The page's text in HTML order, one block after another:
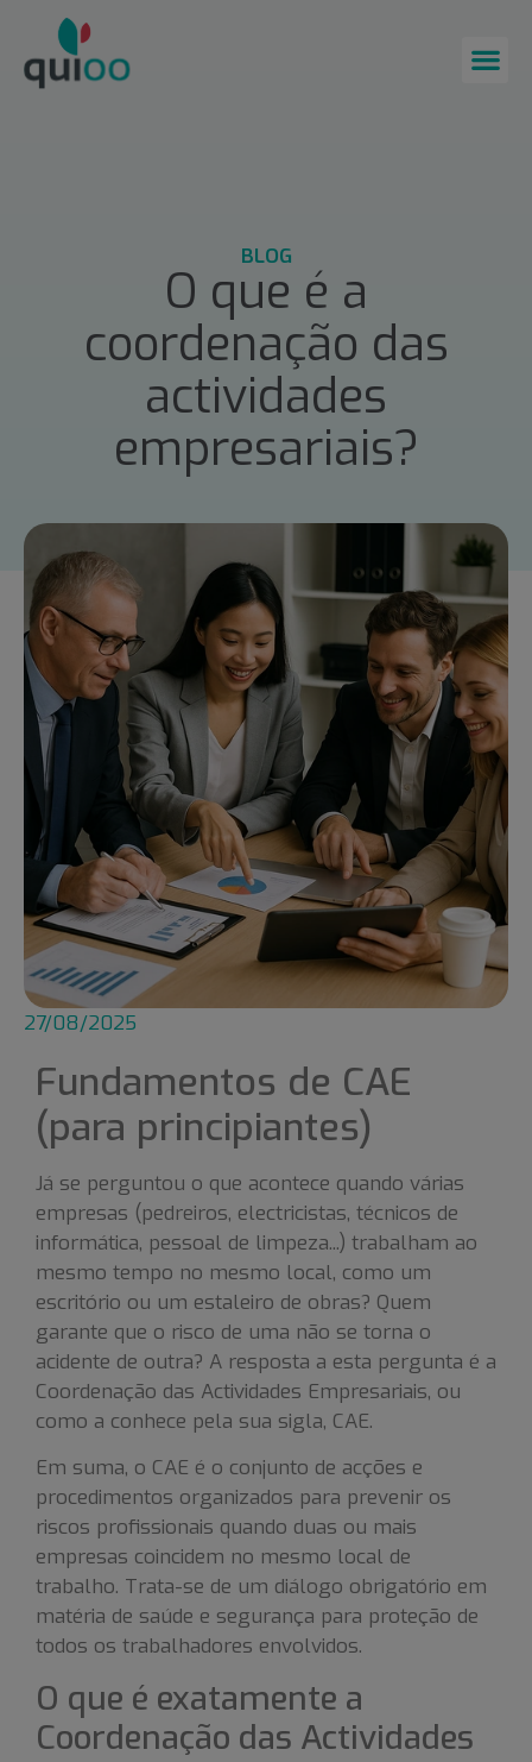
BLOG
O que é a
coordenação das
actividades
empresariais?
27/08/2025
Fundamentos de CAE
(para principiantes)
Já se perguntou o que acontece quando várias
empresas (pedreiros, electricistas, técnicos de
informática, pessoal de limpeza...) trabalham ao
mesmo tempo no mesmo local, como um
escritório ou um estaleiro de obras? Quem
garante que o risco de uma não se torna o
acidente de outra? A resposta a esta pergunta é a
Coordenação das Actividades Empresariais, ou
como a conhece pela sua sigla, CAE.
Em suma, o CAE é o conjunto de acções e
procedimentos organizados para prevenir os
riscos profissionais quando duas ou mais
empresas coincidem no mesmo local de
trabalho. Trata-se de um diálogo obrigatório em
matéria de saúde e segurança para proteção de
todos os trabalhadores envolvidos.
O que é exatamente a
Coordenação das Actividades